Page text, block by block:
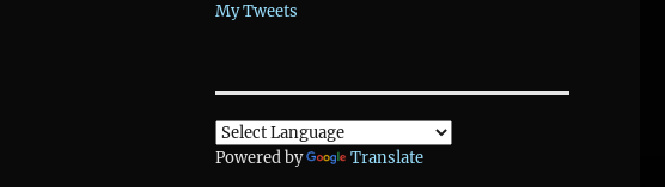
My Tweets
Powered by Translate